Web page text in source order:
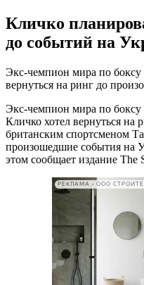
Кличко
до событий на
Экс-чемпион мира по
вернуться на ринг до
Экс-чемпион мира по
Кличко хотел вернуться на
британским спортсменом
произошедшие события на
этом сообщает издание The